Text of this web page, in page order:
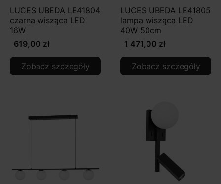
LUCES UBEDA LE41804
czarna wisząca LED
16W
619,00 zł
Zobacz szczegóły
LUCES UBEDA LE41805
lampa wisząca LED
40W 50cm
1 471,00 zł
Zobacz szczegóły